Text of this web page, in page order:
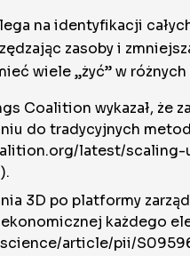
na identyfikacji
zasoby i
wiele „żyć” w
Coalition wykazał, że
do tradycyjnych
latest/
3D po platformy
każdego
article/pii/